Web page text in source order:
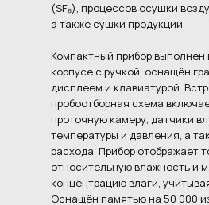
(SF₆), процессов осушки
а также сушки продукции.
Компактный прибор
корпусе с ручкой, оснащён
дисплеем и клавиатурой.
пробоотборная схема
проточную камеру, датчики
температуры и давления, а
расхода. Прибор отображает
относительную влажность и
концентрацию влаги,
Оснащён памятью на 50 000